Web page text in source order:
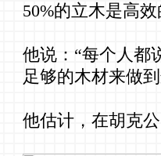
50%的立木是高
他说：“每个人都
足够的木材来做
他估计，在胡克